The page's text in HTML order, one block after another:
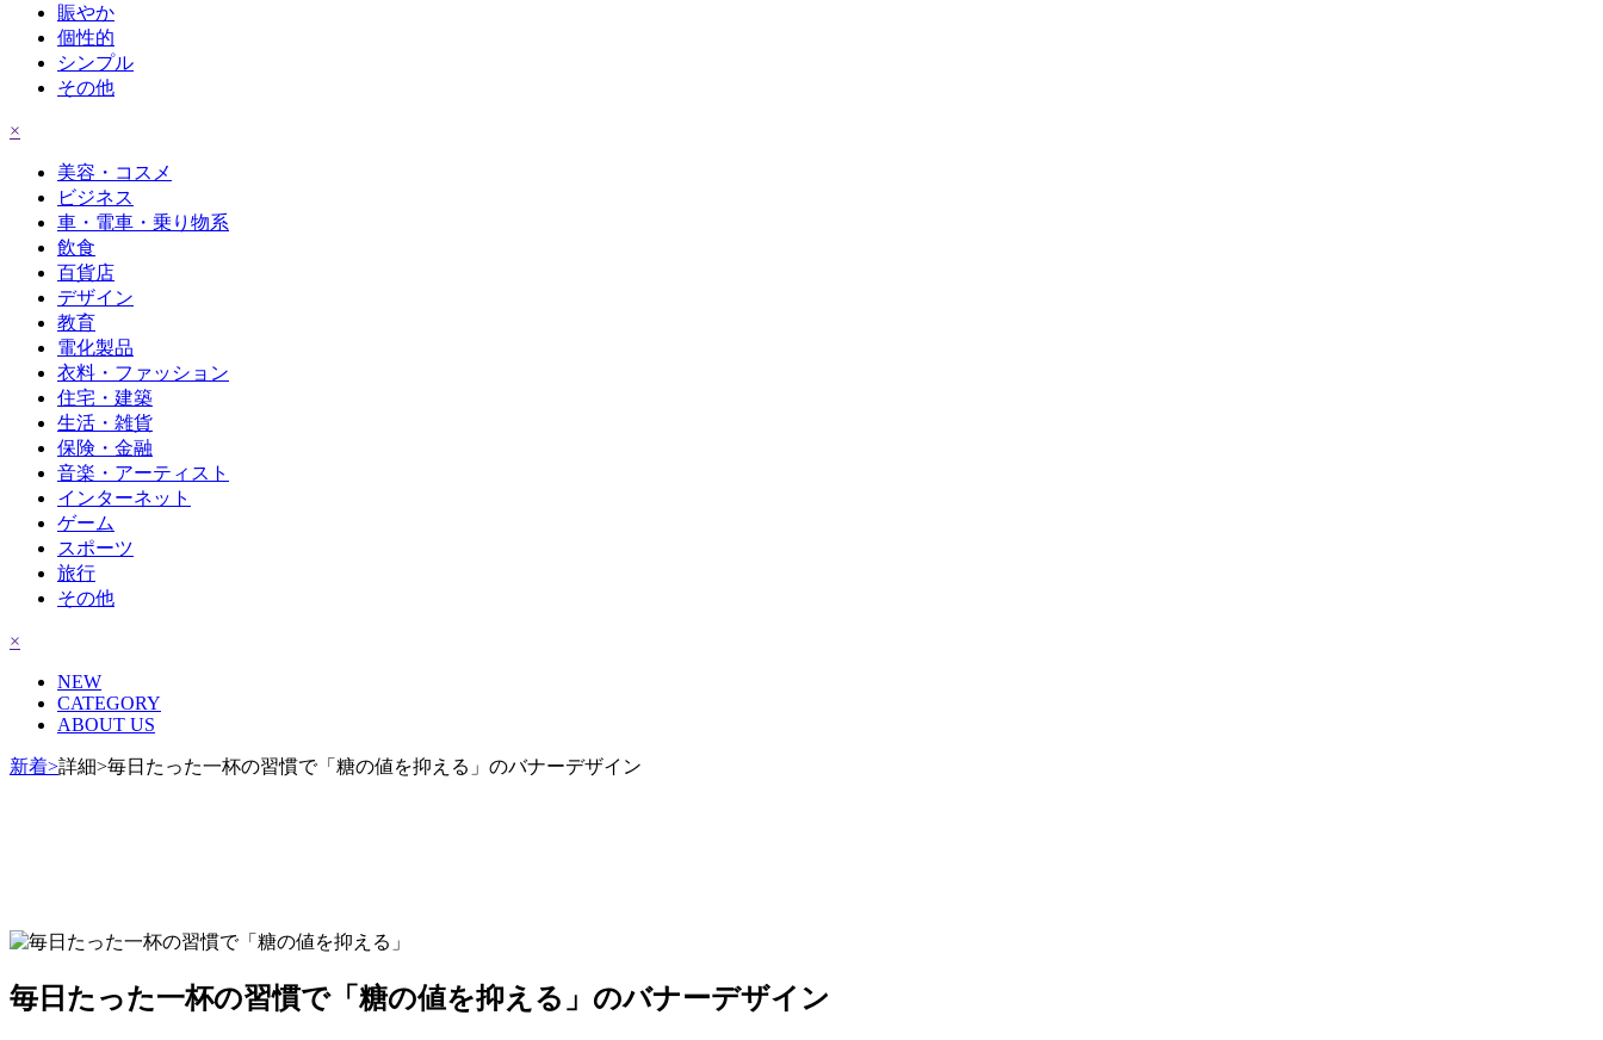
賑やか
個性的
シンプル
その他
×
美容・コスメ
ビジネス
車・電車・乗り物系
飲食
百貨店
デザイン
教育
電化製品
衣料・ファッション
住宅・建築
生活・雑貨
保険・金融
音楽・アーティスト
インターネット
ゲーム
スポーツ
旅行
その他
×
NEW
CATEGORY
ABOUT US
新着>詳細>毎日たった一杯の習慣で「糖の値を抑える」のバナーデザイン
毎日たった一杯の習慣で「糖の値を抑える」のバナーデザイン